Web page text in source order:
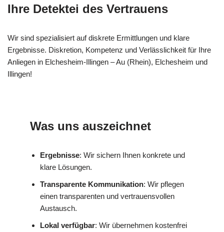
Ihre Detektei des Vertrauens
Wir sind spezialisiert auf diskrete Ermittlungen und klare
Ergebnisse. Diskretion, Kompetenz und Verlässlichkeit für Ihre
Anliegen in Elchesheim-Illingen – Au (Rhein), Elchesheim und
Illingen!
Was uns auszeichnet
Ergebnisse: Wir sichern Ihnen konkrete und
klare Lösungen.
Transparente Kommunikation: Wir pflegen
einen transparenten und vertrauensvollen
Austausch.
Lokal verfügbar: Wir übernehmen kostenfrei